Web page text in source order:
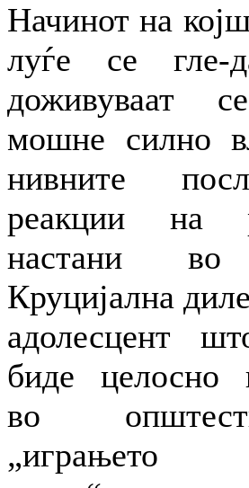
Начинот на
луѓе се гле-
доживуваат
мошне силно
нивните
реакции на
настани во
Круцијална
адолесцент
биде целосно
во
„играњето